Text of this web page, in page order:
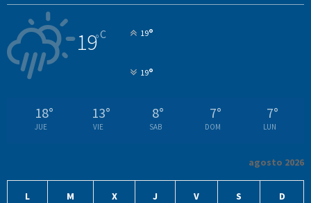
19°C 19°
19°
18°
JUE
13°
VIE
8°
SAB
7°
DOM
7°
LUN
agosto 2026
L M X J V S D